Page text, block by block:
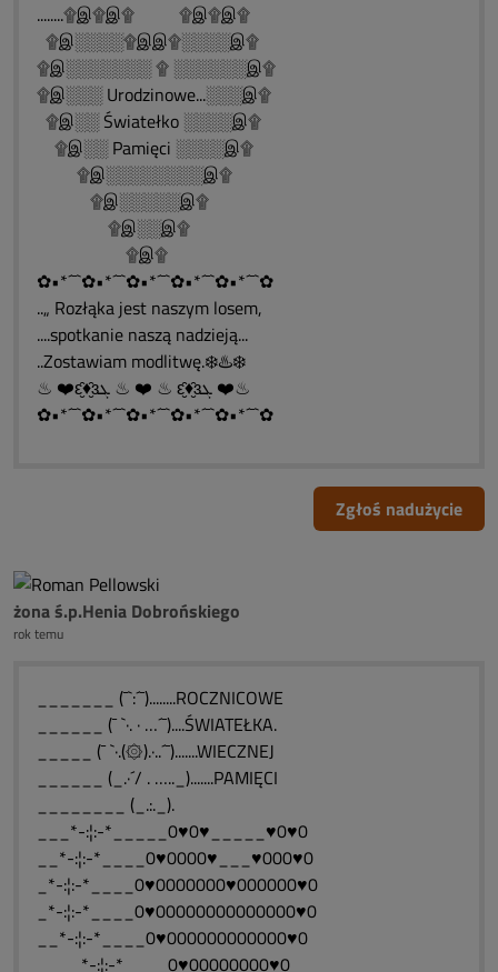
........۩இ۩இ۩ ۩இ۩இ۩
۩இ░░░░۩இஇ۩░░░░இ۩
۩இ░░░░░░░ ۩ ░░░░░░இ۩
۩இ░░░ Urodzinowe...░░░இ۩
۩இ░░ Światełko ░░░░இ۩
۩இ░░ Pamięci ░░░░இ۩
۩இ░░░░░░░░இ۩
۩இ░░░░░இ۩
۩இ░░இ۩
۩இ۩
✿•*´¯`✿•*´¯`✿•*´¯`✿•*´¯`✿•*´¯`✿
..„ Rozłąka jest naszym losem,
....spotkanie naszą nadzieją...
..Zostawiam modlitwę.❄️♨️❄️
♨ ❤️ԑ̮̑♦̮̑ɜܓ ♨ ❤️ ♨ ԑ̮̑♦̮̑ɜܓ ❤️♨
✿•*´¯`✿•*´¯`✿•*´¯`✿•*´¯`✿•*´¯`✿
Zgłoś nadużycie
żona ś.p.Henia Dobrońskiego
rok temu
_______ (¯`:´¯)........ROCZNICOWE
______ (¯ `·. · …´¯)....ŚWIATEŁKA.
_____ (¯ `·.(۞).·..´¯).......WIECZNEJ
______ (_.·´/ . ….._).......PAMIĘCI
________ (_.:._).
___*-:¦:-*_____0♥0♥_____♥0♥0
__*-:¦:-*____0♥0000♥___♥000♥0
_*-:¦:-*____0♥0000000♥000000♥0
_*-:¦:-*____0♥00000000000000♥0
__*-:¦:-*____0♥000000000000♥0
____*-:¦:-*____0♥00000000♥0